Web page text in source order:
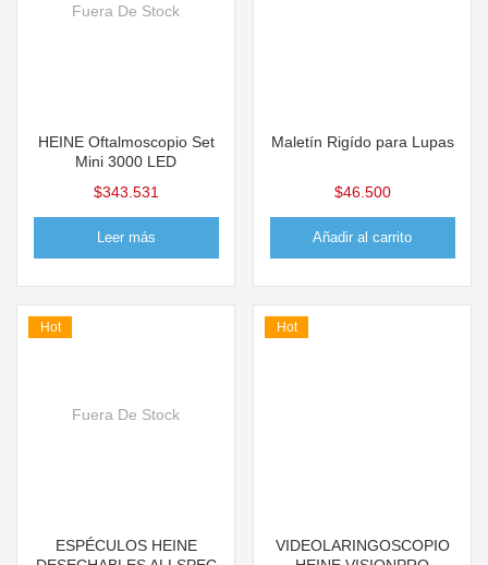
Fuera De Stock
HEINE Oftalmoscopio Set
Mini 3000 LED
$343.531
Leer más
Maletín Rigído para Lupas
$46.500
Añadir al carrito
Hot
Fuera De Stock
ESPÉCULOS HEINE
Hot
VIDEOLARINGOSCOPIO